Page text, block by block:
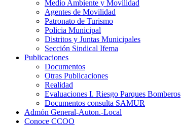
Medio Ambiente y Movilidad
Agentes de Movilidad
Patronato de Turismo
Policia Municipal
Distritos y Juntas Municipales
Sección Sindical Ifema
Publicaciones
Documentos
Otras Publicaciones
Realidad
Evaluaciones I. Riesgo Parques Bomberos
Documentos consulta SAMUR
Admón General-Auton.-Local
Conoce CCOO